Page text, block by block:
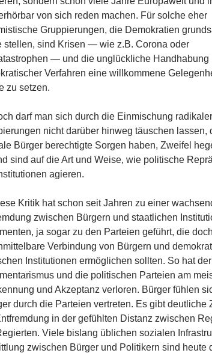
von sich reden machen. Für solche eher
Gruppierungen, die Demokratien
stellen, sind Krisen — wie z.B. Corona oder
— und die unglückliche Handhabung
Verfahren eine willkommene
zu setzen.
darf man sich durch die Einmischung radikaler
nicht darüber hinweg täuschen lassen,
Bürger berechtigte Sorgen haben, Zweifel
sind auf die Art und Weise, wie politische
agieren.
Kritik hat schon seit Jahren zu einer
zwischen Bürgern und staatlichen
ja sogar zu den Parteien geführt, die
Verbindung von Bürgern und
Institutionen ermöglichen sollten. So hat der
und die politischen Parteien am
und Akzeptanz verloren. Bürger fühlen
durch die Parteien vertreten. Es gibt deutliche
in der gefühlten Distanz zwischen
Viele bislang üblichen sozialen
zwischen Bürger und Politikern sind heute